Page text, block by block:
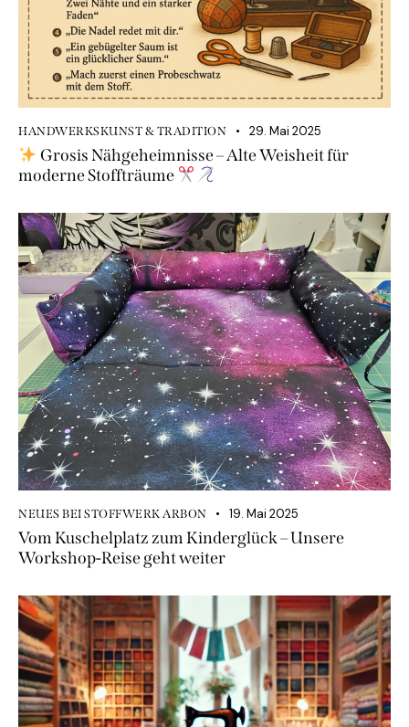
HANDWERKSKUNST & TRADITION 29. Mai 2025
Grosis Nähgeheimnisse – Alte Weisheit für
moderne Stoffträume
NEUES BEI STOFFWERK ARBON 19. Mai 2025
Vom Kuschelplatz zum Kinderglück – Unsere
Workshop-Reise geht weiter